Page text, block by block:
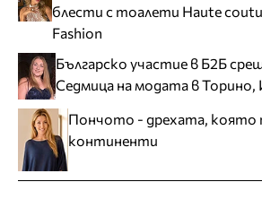
блести с тоалети Haute
Fashion
Българско участие в Б2Б
Седмица на модата в Торино,
Пончото - дрехата, която
континенти